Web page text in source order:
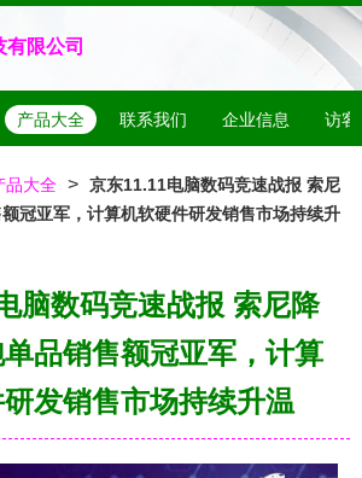
限公司
产品大全 联系我们 企业信息 访客
品大全 > 京东11.11电脑数码竞速战报 索尼
冠亚军，计算机软硬件研发销售市场持续升
脑数码竞速战报 索尼降
品销售额冠亚军，计算
发销售市场持续升温